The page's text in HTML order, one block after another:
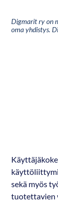
Digmarit ry on
oma yhdistys.
sekä myös
tuotettavien